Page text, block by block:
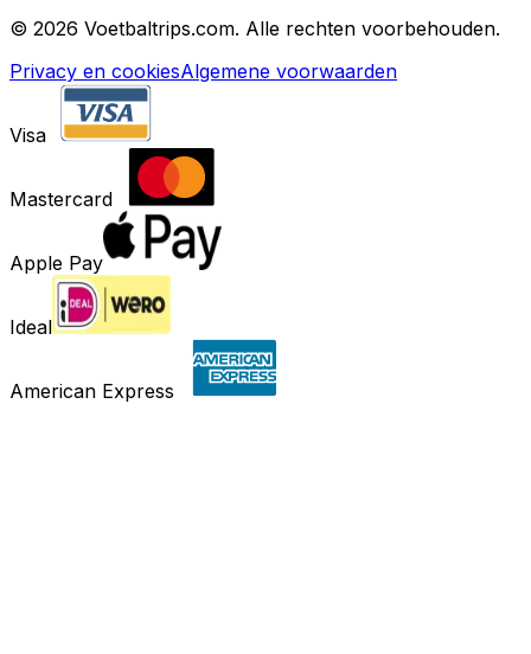
© 2026 Voetbaltrips.com. Alle rechten voorbehouden.
Privacy en cookiesAlgemene voorwaarden
Visa
Mastercard
Apple Pay
Ideal
American Express